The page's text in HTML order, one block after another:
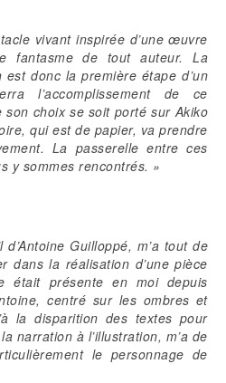
vivant inspirée d’une œuvre
fantasme de tout auteur. La
donc la première étape d’un
l’accomplissement de ce
choix se soit porté sur Akiko
qui est de papier, va prendre
La passerelle entre ces
y sommes rencontrés. »
Guilloppé, m’a tout de
dans la réalisation d’une pièce
était présente en moi depuis
centré sur les ombres et
la disparition des textes pour
narration à l’illustration, m’a de
le personnage de